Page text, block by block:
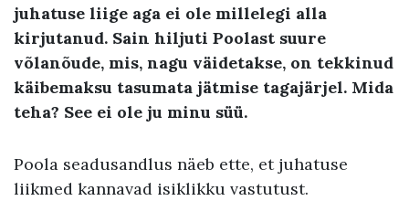
juhatuse liige aga ei ole millelegi alla
kirjutanud. Sain hiljuti Poolast suure
võlanõude, mis, nagu väidetakse, on tekkinud
käibemaksu tasumata jätmise tagajärjel. Mida
teha? See ei ole ju minu süü.
Poola seadusandlus näeb ette, et juhatuse
liikmed kannavad isiklikku vastutust.